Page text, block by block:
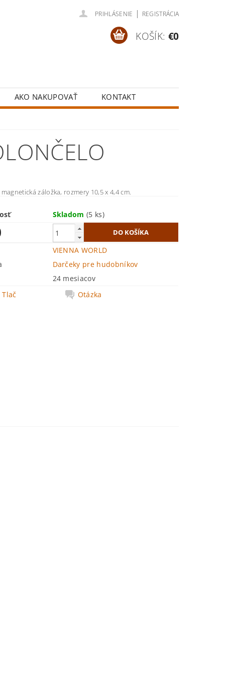
PRIHLÁSENIE | REGISTRÁCIA
KOŠÍK: €0
AKO NAKUPOVAŤ KONTAKT
záložka, rozmery 10,5 x 4,4 cm.
Skladom(5 ks)
VIENNA WORLD
Darčeky pre hudobníkov
24 mesiacov
Tlač
Otázka